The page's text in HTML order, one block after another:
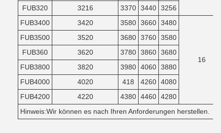
FUB320
3216 3370 3440 3256
FUB3400
3420 3580 3660 3480
16
FUB3500 3520 3680 3760 3580
FUB360
3620 3780 3860 3680
FUB3800
3820 3980 4060 3880
FUB4000
4020 418 4260 4080
FUB4200
4220 4380 4460 4280
Hinweis:Wir können es nach Ihren Anforderungen herstellen.